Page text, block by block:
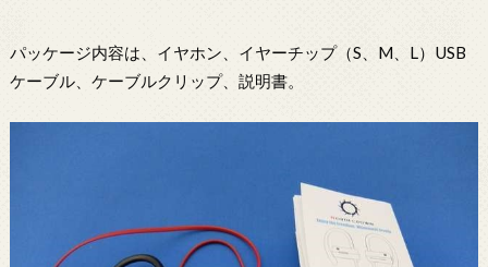
パッケージ内容は、イヤホン、イヤーチップ（S、M、L）USB
ケーブル、ケーブルクリップ、説明書。